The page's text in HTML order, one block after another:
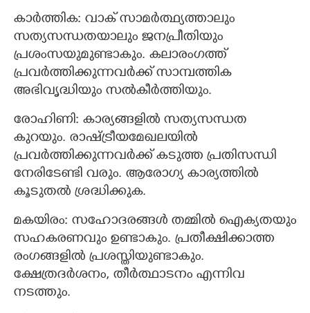
കാർത്തിക: വാക് സാമർത്ഥ്യത്താലും
സത്യസന്ധതയാലും ജനപ്രീതിയും
പ്രശംസയുമുണ്ടാകും. കലാരംഗത്ത്
പ്രവർത്തിക്കുന്നവർക്ക് സാമ്പത്തിക
അഭിവൃദ്ധിയും സൽകീർത്തിയും.
രോഹിണി: കാര്യങ്ങളിൽ സത്യസന്ധത
കുറയും. രാഷ്ട്രീയമേഖലയിൽ
പ്രവർത്തിക്കുന്നവർക്ക് കടുത്ത പ്രതിസന്ധി
നേരിടേണ്ടി വരും. ആരോഗ്യ കാര്യത്തിൽ
കൂടുതൽ ശ്രദ്ധിക്കുക.
മകയിരം: സഹോദരങ്ങൾ തമ്മിൽ ഐക്യതയും
സഹകരണവും ഉണ്ടാകും. പ്രതീക്ഷിക്കാത്ത
രംഗങ്ങളിൽ പ്രശസ്തിയുണ്ടാകും.
ക്ഷേത്രദർശനം, തീർത്ഥാടനം എന്നിവ
നടത്തും.